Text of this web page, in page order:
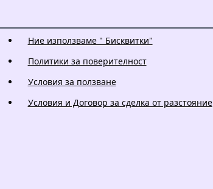
Ние използваме " Бисквитки"
Политики за поверителност
Условия за ползване
Условия и Договор за сделка от разстояние